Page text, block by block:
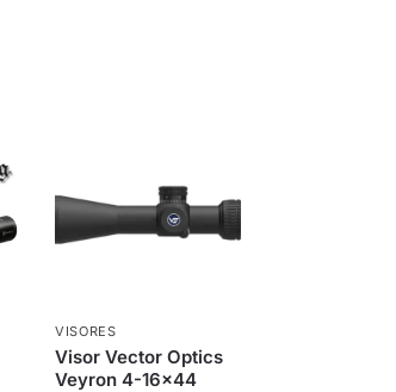
VISORES
Visor Vector Optics
Veyron 4-16×44